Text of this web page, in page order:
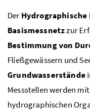
Der
Basismessnetzzur
Bestimmung von
Fließgewässern und
Grundwasserstände
Messstellen werden
hydrographischen